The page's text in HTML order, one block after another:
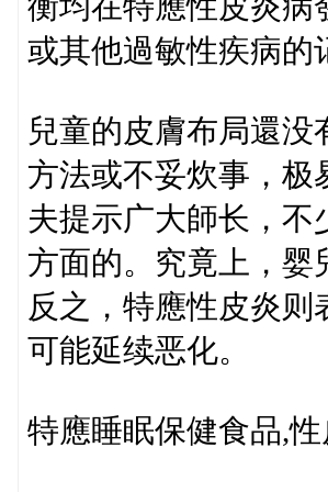
或其他過敏性疾病的
兒童的皮膚布局還
方法或不妥炊事，极
夫提示广大師长，不
方面的。究竟上，婴
反之，特應性皮炎
可能延续恶化。
特應睡眠保健食品,